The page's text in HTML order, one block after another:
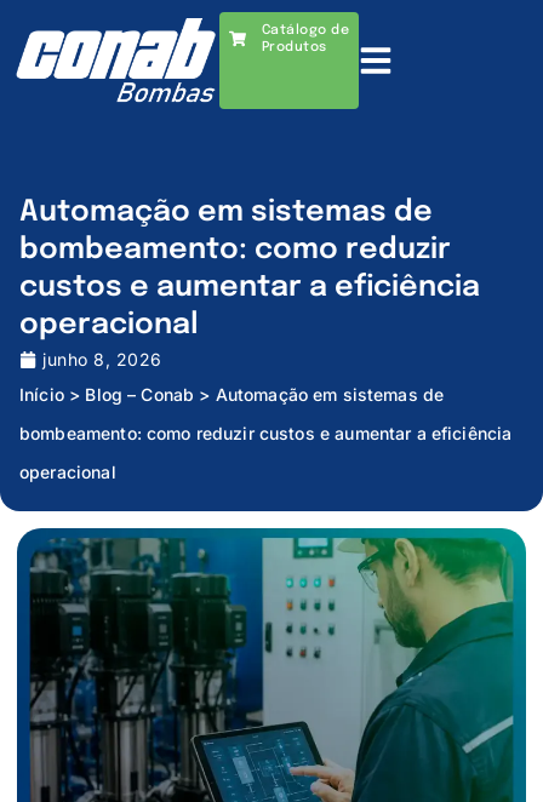
Catálogo de
Produtos
Automação em sistemas de
bombeamento: como reduzir
custos e aumentar a eficiência
operacional
junho 8, 2026
Início> Blog – Conab > Automação em sistemas de
bombeamento: como reduzir custos e aumentar a eficiência
operacional